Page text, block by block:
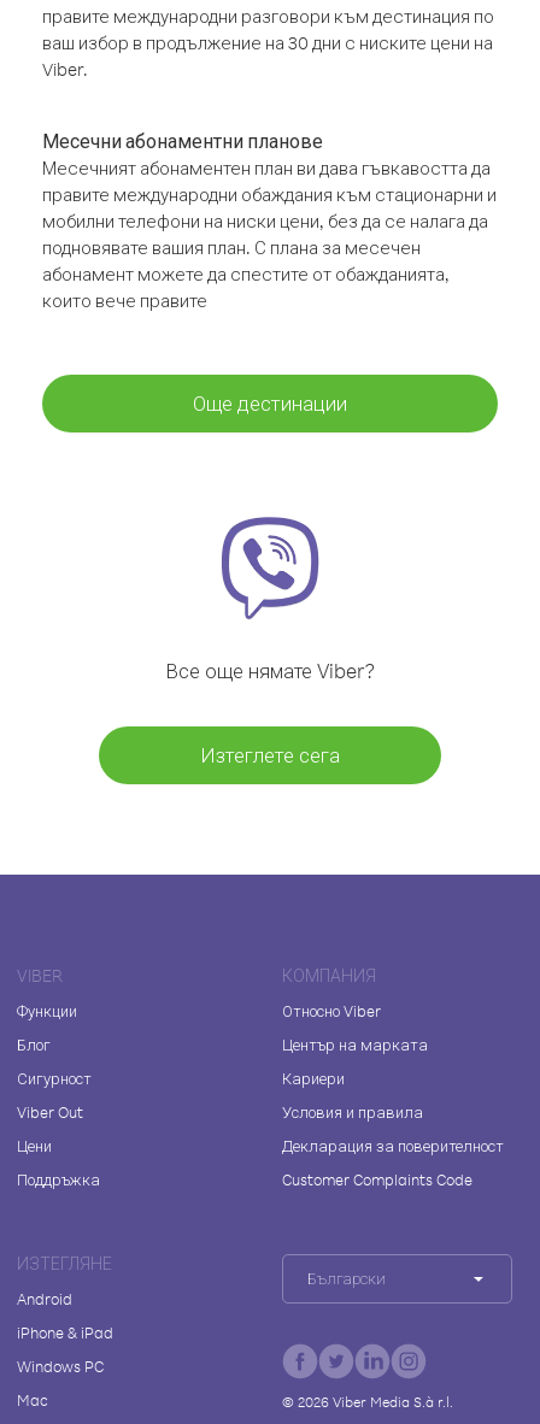
правите международни разговори към дестинация по
ваш избор в продължение на 30 дни с ниските цени на
Viber.
Месечни абонаментни планове
Месечният абонаментен план ви дава гъвкавостта да
правите международни обаждания към стационарни и
мобилни телефони на ниски цени, без да се налага да
подновявате вашия план. С плана за месечен
абонамент можете да спестите от обажданията,
които вече правите
Още дестинации
Все още нямате Viber?
Изтеглете сега
VIBER
Функции
Блог
Сигурност
Viber Out
Цени
Поддръжка
КОМПАНИЯ
Относно Viber
Център на марката
Кариери
Условия и правила
Декларация за поверителност
Customer Complaints Code
ИЗТЕГЛЯНЕ
Android
iPhone & iPad
Windows PC
Mac
Български
© 2026Viber Media S.à r.l.